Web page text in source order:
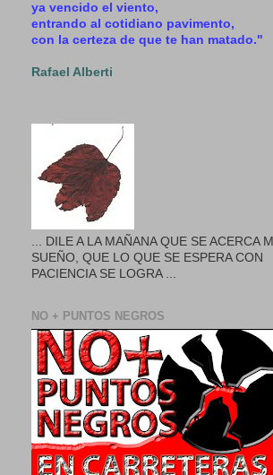
ya vencido el viento,
entrando al cotidiano pavimento,
con la certeza de que te han matado."
Rafael Alberti
... DILE A LA MAÑANA QUE SE ACERCA MI
SUEÑO, QUE LO QUE SE ESPERA CON
PACIENCIA SE LOGRA ...
NO + PUNTOS NEGROS